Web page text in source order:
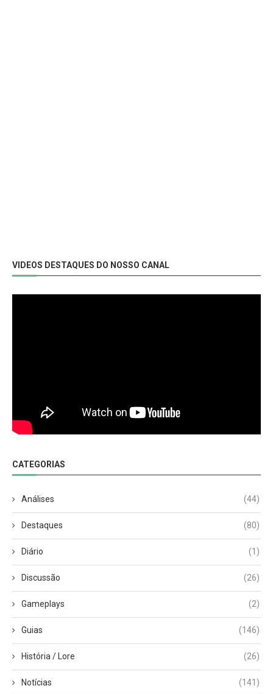
VIDEOS DESTAQUES DO NOSSO CANAL
CATEGORIAS
Análises (44)
Destaques (80)
Diário (1)
Discussão (26)
Gameplays (2)
Guias (146)
História / Lore (26)
Notícias (141)